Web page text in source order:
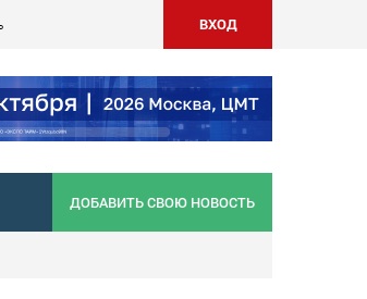
ВХОД
ДОБАВИТЬ СВОЮ НОВОСТЬ